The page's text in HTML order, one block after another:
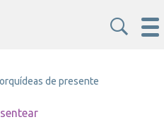
de presente